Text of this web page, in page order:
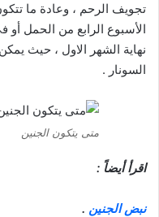
تجويف الرحم ، وعادة ما
الأسبوع الرابع من الحمل أو
نهاية الشهر الاول ، حيث
السونار .
متى يتكون الجنين
اقرأ أيضاً :
نبض الجنين .